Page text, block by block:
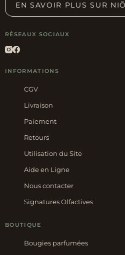
EN SAVOIR PLUS SUR NIÕ
RÉSEAUX SOCIAUX
INFORMATIONS
CGV
Livraison
Paiement
Retours
Utilisation du Site
Aide en Ligne
Nous contacter
Signatures Olfactives
BOUTIQUE
Bougies parfumées